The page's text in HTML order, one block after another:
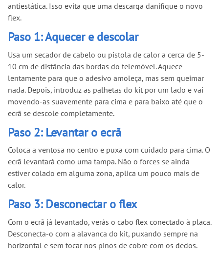
antiestática. Isso evita que uma descarga danifique o novo
flex.
Paso 1: Aquecer e descolar
Usa um secador de cabelo ou pistola de calor a cerca de 5-
10 cm de distância das bordas do telemóvel. Aquece
lentamente para que o adesivo amoleça, mas sem queimar
nada. Depois, introduz as palhetas do kit por um lado e vai
movendo-as suavemente para cima e para baixo até que o
ecrã se descole completamente.
Paso 2: Levantar o ecrã
Coloca a ventosa no centro e puxa com cuidado para cima. O
ecrã levantará como uma tampa. Não o forces se ainda
estiver colado em alguma zona, aplica um pouco mais de
calor.
Paso 3: Desconectar o flex
Com o ecrã já levantado, verás o cabo flex conectado à placa.
Desconecta-o com a alavanca do kit, puxando sempre na
horizontal e sem tocar nos pinos de cobre com os dedos.